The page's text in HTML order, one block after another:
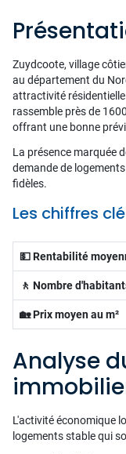
Zuydcoote, village
au département du
attractivité
rassemble près de
offrant une bonne
La présence marquée
demande de
fidèles.
Les chiffres
💵 Rentabilité
🚶 Nombre
🏡 Prix moyen au m²
Analyse
L'activité économique
logements stable qui